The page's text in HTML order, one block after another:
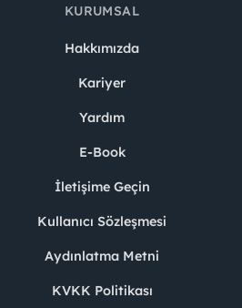
KURUMSAL
Hakkımızda
Kariyer
Yardım
E-Book
İletişime Geçin
Kullanıcı Sözleşmesi
Aydınlatma Metni
KVKK Politikası